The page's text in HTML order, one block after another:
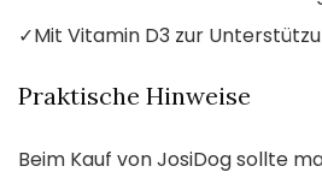
✓Mit Vitamin D3 zur
Praktische Hinweise
Beim Kauf von JosiDog sollte